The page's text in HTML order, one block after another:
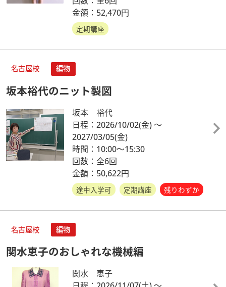
金額：52,470円
定期講座
名古屋校 編物
坂本裕代のニット製図
坂本 裕代
日程：2026/10/02(金)～
2027/03/05(金)
時間：10:00～15:30
回数：全6回
金額：50,622円
途中入学可 定期講座 残りわずか
名古屋校 編物
関水恵子のおしゃれな機械編
関水 恵子